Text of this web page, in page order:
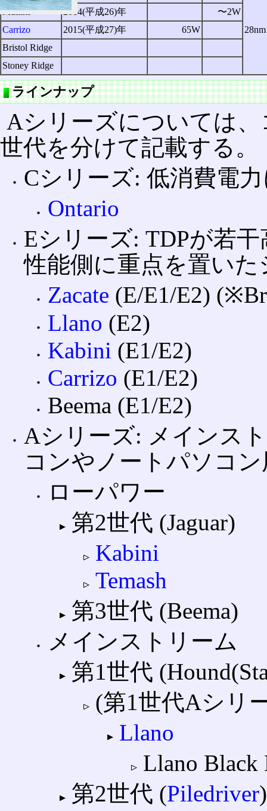
28nm
Mullins 2014(平成26)年
〜2W
Carrizo
2015(平成27)年
65W
Bristol Ridge
Stoney Ridge
ラインナップ
Aシリーズについては
世代を分けて記載する。
Cシリーズ: 低消費電
Ontario
Eシリーズ: TDPが若
性能側に重点を置いた
Zacate (E/E1/E2)
Llano (E2)
Kabini (E1/E2)
Carrizo (E1/E2)
Beema (E1/E2)
Aシリーズ: メインス
コンやノートパソコ
ローパワー
第2世代 (Jaguar)
Kabini
Temash
第3世代 (Beema)
メインストリーム
第1世代
(第1世代Aシリ
Llano
Llano Black
第2世代 (Piledriver)